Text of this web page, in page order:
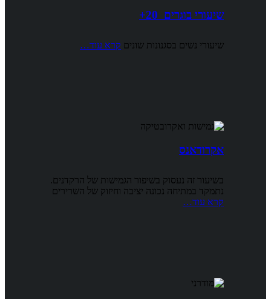
שיעורי בוגרים 20+
שיעורי נשים בסגנונות שונים קרא עוד…
אקרודאנס
בשיעור זה נעסוק בשיפור הגמישות של הרקדנים.
נתמקד במתיחה נכונה יציבה וחיזוק של השרירים
קרא עוד…